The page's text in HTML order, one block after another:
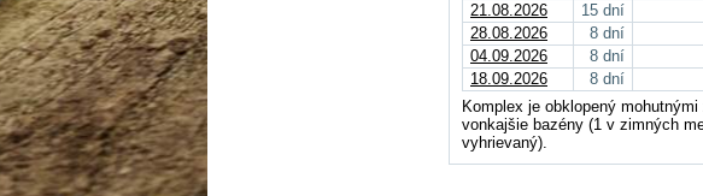
21.08.2026
15 dní
28.08.2026
8 dní
04.09.2026
8 dní
18.09.2026
8 dní
Komplex je obklopený
vonkajšie bazény (1 v zimných
vyhrievaný).